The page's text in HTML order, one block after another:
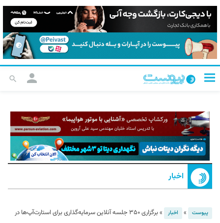
اخبار
پیوست » اخبار »
برگزاری ۳۵۰ جلسه آنلاین سرمایه‌گذاری برای استارت‌آپ‌ها در